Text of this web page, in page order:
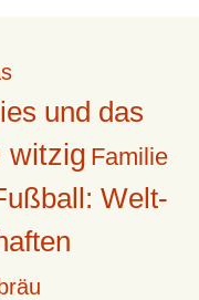
und das
witzig Familie
Welt-